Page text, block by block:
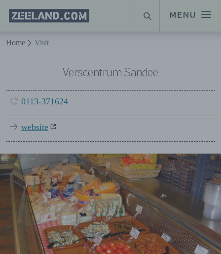
Naar hoofdinhoud
MENU
Homepage
Zeeland.com
ZOEKEN
Home Visit
Verscentrum Sandee
0113-371624
website